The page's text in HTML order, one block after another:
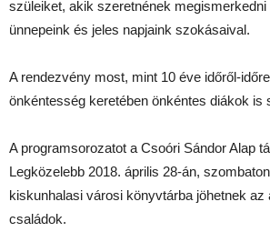
szüleiket, akik szeretnének
ünnepeink és jeles napjaink szokásaival.
A rendezvény most, mint 10 éve időről-
önkéntesség keretében önkéntes diákok is
A programsorozatot a Csoóri Sándor Alap
Legközelebb 2018. április 28-án,
kiskunhalasi városi könyvtárba jöhetnek az
családok.